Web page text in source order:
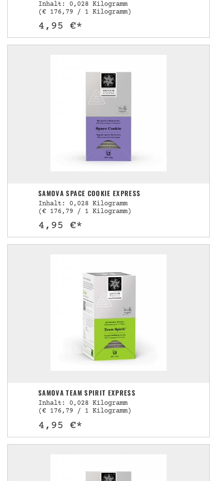
Inhalt: 0,028 Kilogramm
(€ 176,79 / 1 Kilogramm)
4,95 €*
SAMOVA SPACE COOKIE EXPRESS
Inhalt: 0,028 Kilogramm
(€ 176,79 / 1 Kilogramm)
4,95 €*
SAMOVA TEAM SPIRIT EXPRESS
Inhalt: 0,028 Kilogramm
(€ 176,79 / 1 Kilogramm)
4,95 €*